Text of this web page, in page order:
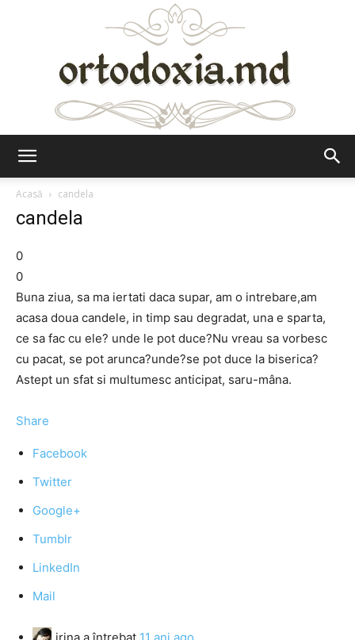
Acasă
candela
candela
0
0
Buna ziua, sa ma iertati daca supar, am o intrebare,am
acasa doua candele, in timp sau degradat, una e sparta,
ce sa fac cu ele? unde le pot duce?Nu vreau sa vorbesc
cu pacat, se pot arunca?unde?se pot duce la biserica?
Astept un sfat si multumesc anticipat, saru-mâna.
Share
Facebook
Twitter
Google+
Tumblr
LinkedIn
Mail